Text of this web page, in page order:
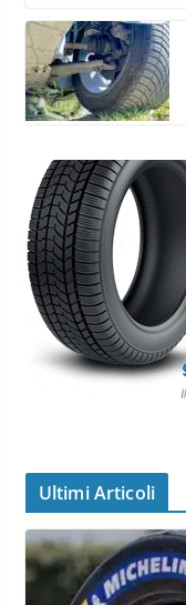
Ultimi Articoli